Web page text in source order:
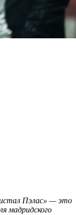
Пэлас» — это
мадридского